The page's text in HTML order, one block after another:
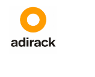
Overslaan naar inhoud